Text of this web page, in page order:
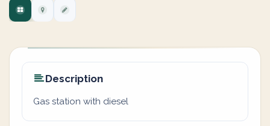
Description
Gas station with diesel